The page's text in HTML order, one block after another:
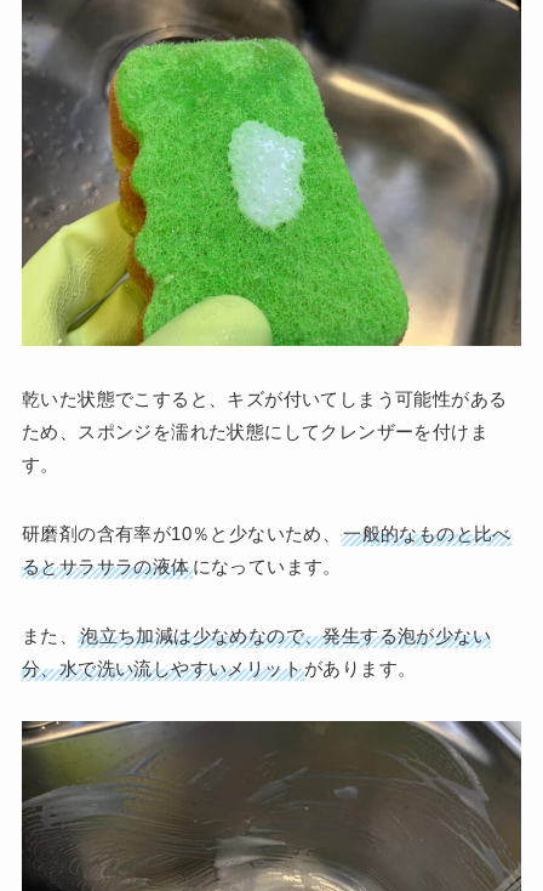
乾いた状態でこすると、キズが付いてしまう可能性がある
ため、スポンジを濡れた状態にしてクレンザーを付けま
す。
研磨剤の含有率が10％と少ないため、一般的なものと比べ
るとサラサラの液体になっています。
また、泡立ち加減は少なめなので、発生する泡が少ない
分、水で洗い流しやすいメリットがあります。